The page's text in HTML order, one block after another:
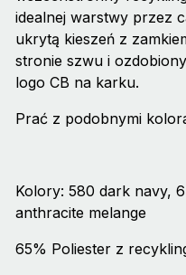
idealnej warstwy przez
ukrytą kieszeń z
stronie szwu i
logo CB na karku.
Prać z podobnymi
Kolory: 580 dark navy,
anthracite melange
65% Poliester z